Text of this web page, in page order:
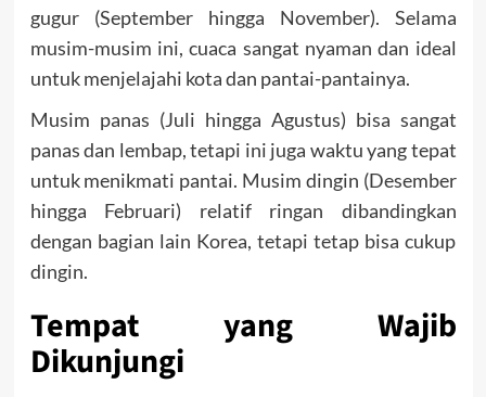
gugur (September hingga November). Selama
musim-musim ini, cuaca sangat nyaman dan ideal
untuk menjelajahi kota dan pantai-pantainya.
Musim panas (Juli hingga Agustus) bisa sangat
panas dan lembap, tetapi ini juga waktu yang tepat
untuk menikmati pantai. Musim dingin (Desember
hingga Februari) relatif ringan dibandingkan
dengan bagian lain Korea, tetapi tetap bisa cukup
dingin.
Tempat yang Wajib
Dikunjungi